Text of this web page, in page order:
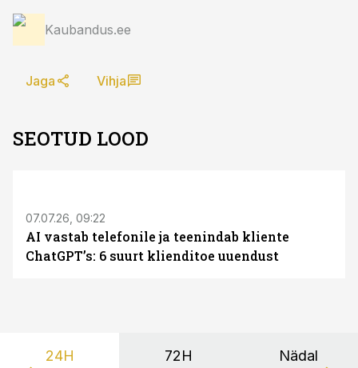
Kaubandus.ee
Jaga Vihja
SEOTUD LOOD
07.07.26, 09:22
AI vastab telefonile ja teenindab kliente
ChatGPT’s: 6 suurt klienditoe uuendust
24H 72H Nädal